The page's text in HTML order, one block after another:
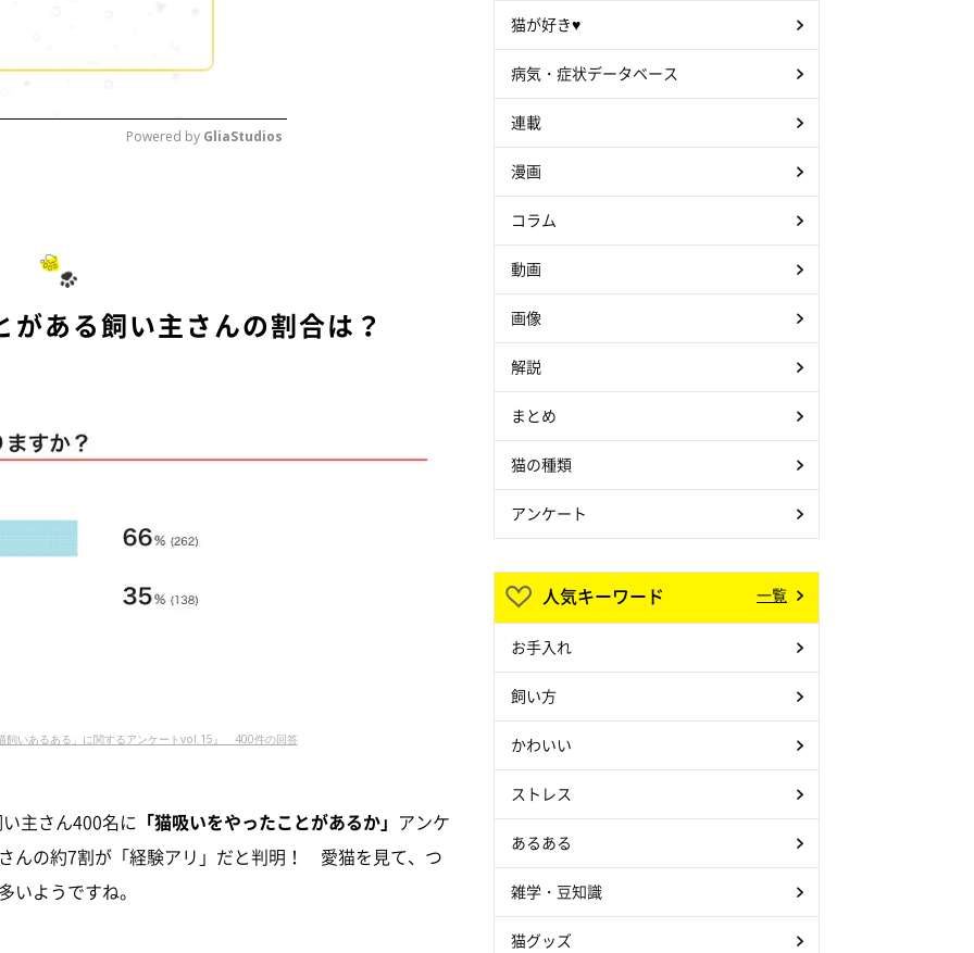
Powered by GliaStudios
ある飼い主さんの割合は？
飼いあるある」に関するアンケートvol.15』 400件の回答
主さん400名に 「猫吸いをやったことがあるか」 アンケ
んの約7割が「経験アリ」だと判明！ 愛猫を見て、つ
いようですね。
猫が好き♥
病気・症状データベース
連載
漫画
コラム
動画
画像
解説
まとめ
猫の種類
アンケート
人気キーワード 一覧
お手入れ
飼い方
かわいい
ストレス
あるある
雑学・豆知識
猫グッズ